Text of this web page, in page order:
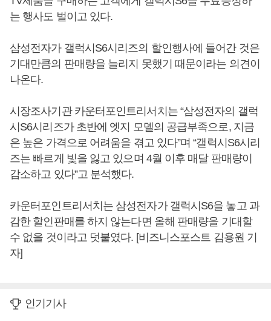
는 행사도 벌이고 있다.
삼성전자가 갤럭시S6시리즈의 할인행사에 들어간 것은
기대만큼의 판매량을 늘리지 못했기 때문이라는 의견이
나온다.
시장조사기관 카운터포인트리서치는 “삼성전자의 갤럭
시S6시리즈가 초반에 엣지 모델의 공급부족으로, 지금
은 높은 가격으로 어려움을 겪고 있다”며 “갤럭시S6시리
즈는 빠르게 빛을 잃고 있으며 4월 이후 매달 판매량이
감소하고 있다”고 분석했다.
카운터포인트리서치는 삼성전자가 갤럭시S6을 놓고 과
감한 할인판매를 하지 않는다면 올해 판매량을 기대할
수 없을 것이라고 덧붙였다. [비즈니스포스트 김용원 기
자]
인기기사